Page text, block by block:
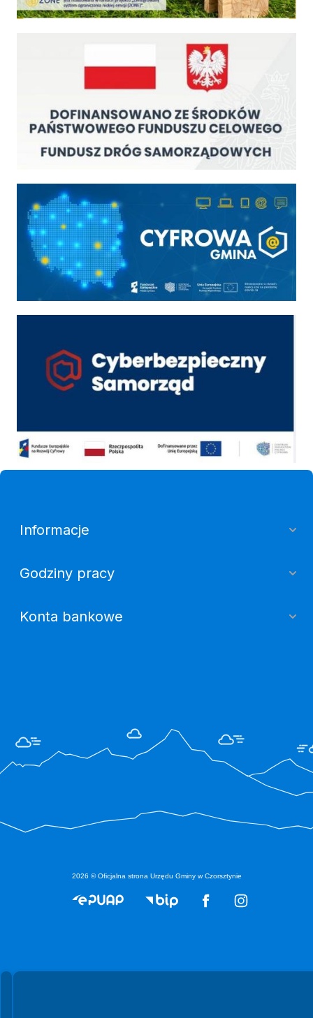
Cyfrowa gmina
Informacje
Godziny pracy
Konta bankowe
2026 © Oficjalna strona Urzędu Gminy w Czorsztynie
Spełniamy standardy WCAG 2.2
Spełniamy standardy W3C